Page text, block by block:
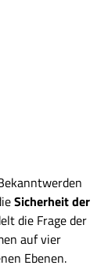
Sicherheit der
die Frage der
auf vier
Ebenen.